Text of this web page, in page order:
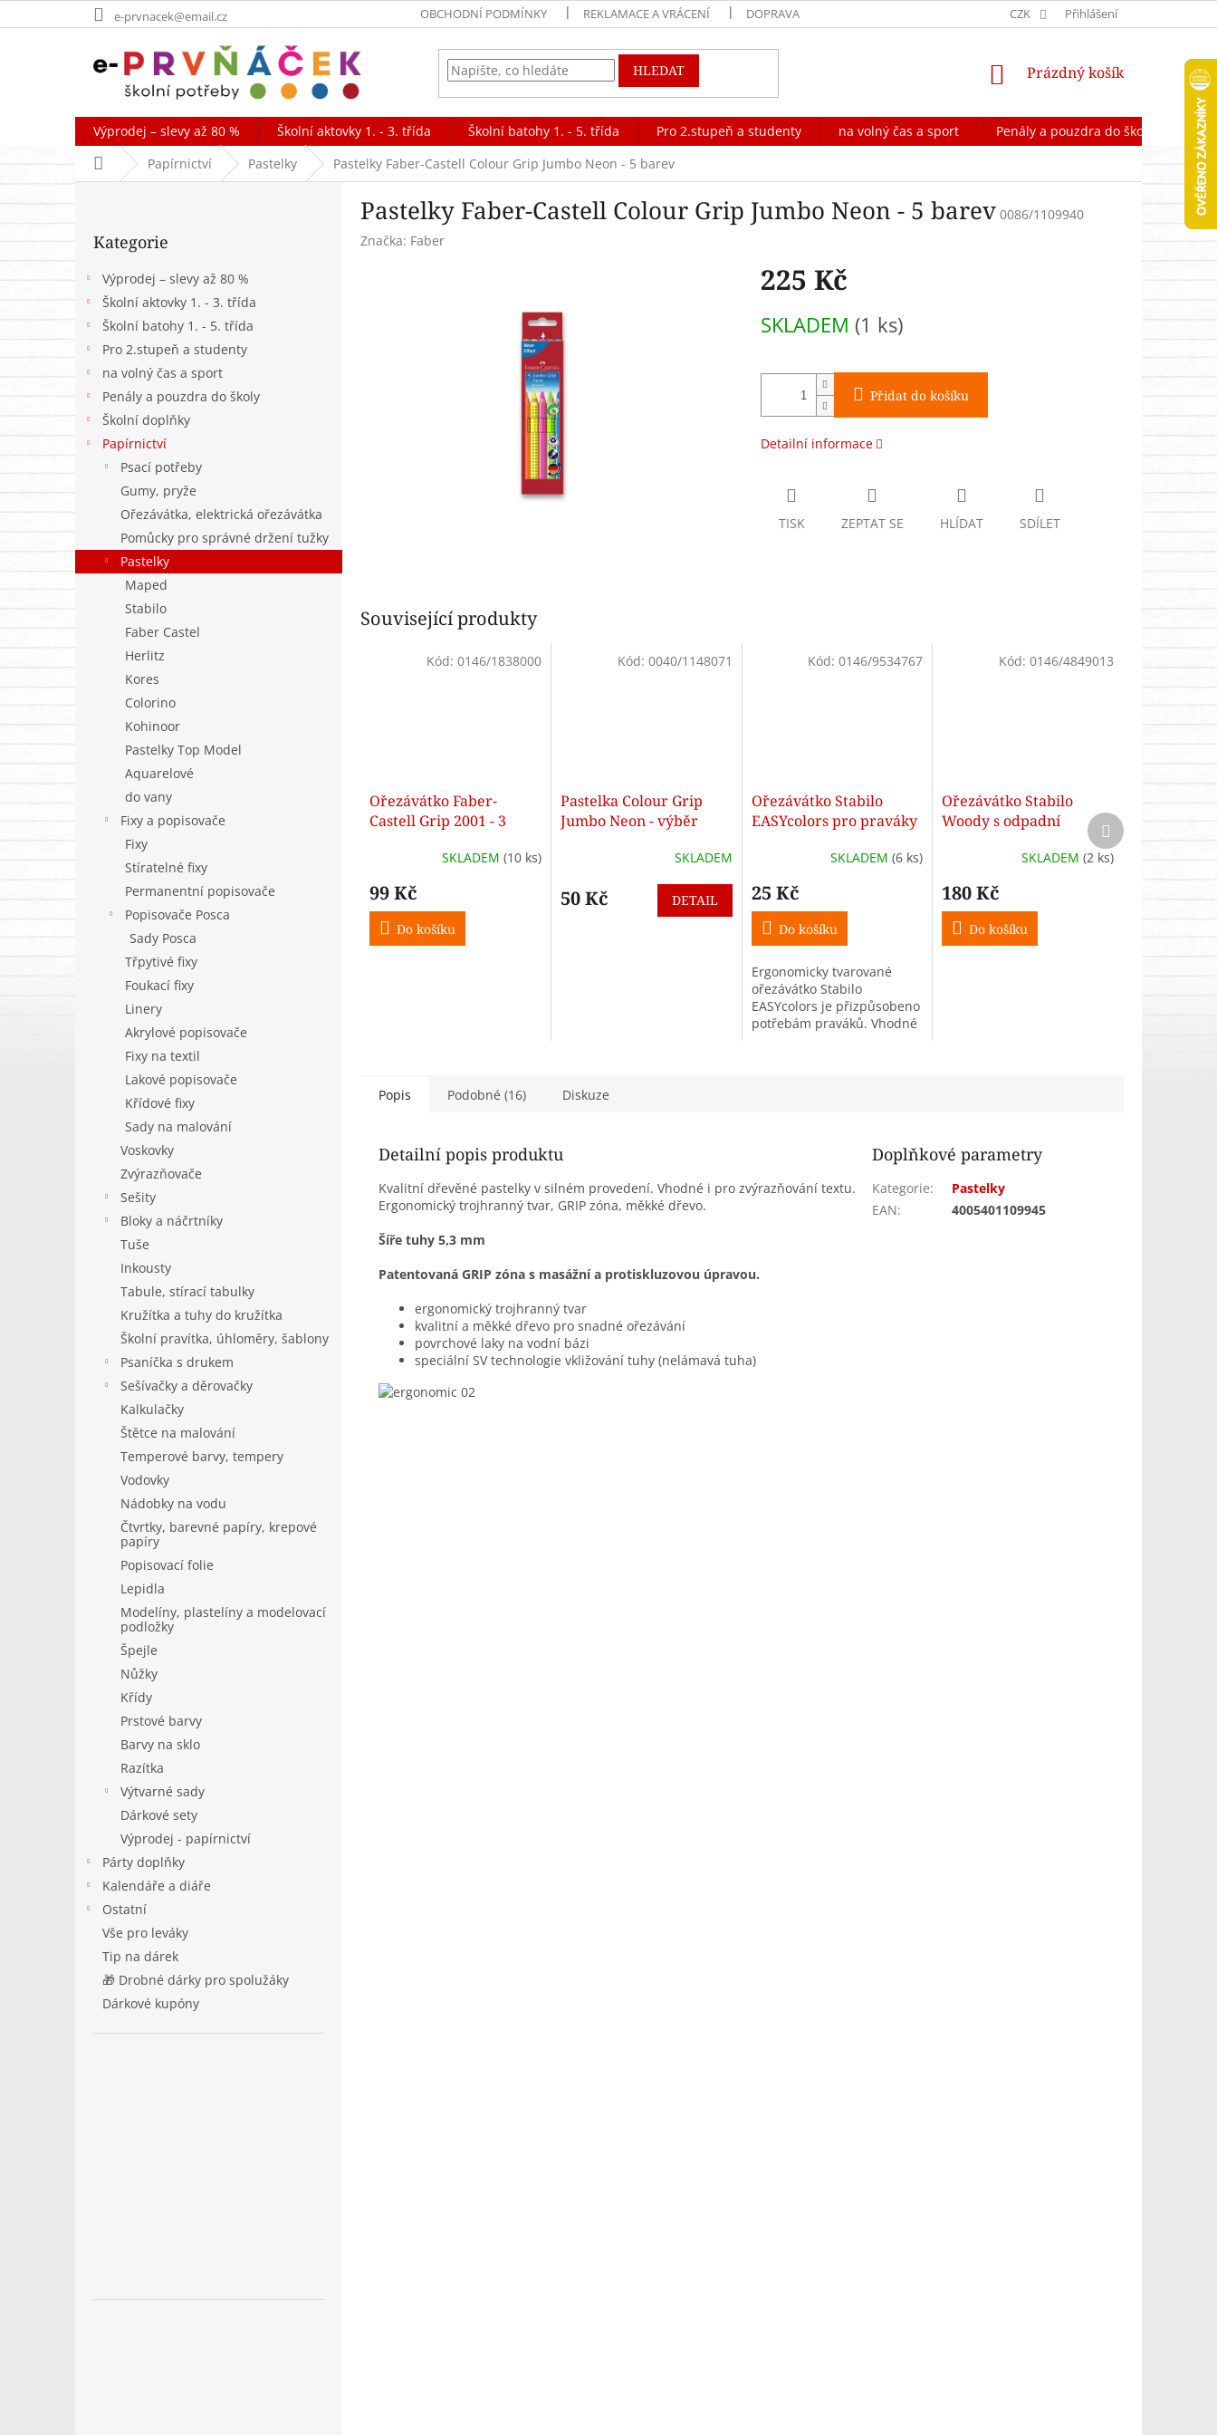
na
e-prvnacek@email.cz OBCHODNÍ PODMÍNKY REKLAMACE A VRÁCENÍ DOPRAVA FORMULÁŘ NA ODSTOUPENÍ OD
CZK Přihlášení
HLEDAT
NÁKUPNÍ
Prázdný košík
Výprodej – slevy až 80 % Školní aktovky 1. - 3. třída Školní batohy 1. - 5. třída Pro 2.stupeň a studenty na volný čas a sport Penály a pouzdra do školy
Domů Papírnictví Pastelky Pastelky Faber-Castell Colour Grip Jumbo Neon - 5 barev
P
n
kategorie
Kategorie
Výprodej – slevy až 80 %
Školní aktovky 1. - 3. třída
Školní batohy 1. - 5. třída
Pro 2.stupeň a studenty
na volný čas a sport
Penály a pouzdra do školy
Školní doplňky
Papírnictví
Psací potřeby
Gumy, pryže
Ořezávátka, elektrická ořezávátka
Pomůcky pro správné držení tužky
Pastelky
Maped
Stabilo
Faber Castel
Herlitz
Kores
Colorino
Kohinoor
Pastelky Top Model
Aquarelové
do vany
Fixy a popisovače
Fixy
Stíratelné fixy
Permanentní popisovače
Popisovače Posca
Sady Posca
Třpytivé fixy
Foukací fixy
Linery
Akrylové popisovače
Fixy na textil
Lakové popisovače
Křídové fixy
Sady na malování
Voskovky
Zvýrazňovače
Sešity
Bloky a náčrtníky
Tuše
Inkousty
Tabule, stírací tabulky
Kružítka a tuhy do kružítka
Školní pravítka, úhloměry, šablony
Psaníčka s drukem
Sešívačky a děrovačky
Kalkulačky
Štětce na malování
Temperové barvy, tempery
Vodovky
Nádobky na vodu
Čtvrtky, barevné papíry, krepové
papíry
Popisovací folie
Lepidla
Modelíny, plastelíny a modelovací
podložky
Špejle
Nůžky
Křídy
Prstové barvy
Barvy na sklo
Razítka
Výtvarné sady
Dárkové sety
Výprodej - papírnictví
Párty doplňky
Kalendáře a diáře
Ostatní
Vše pro leváky
Tip na dárek
🎁 Drobné dárky pro spolužáky
Dárkové kupóny
Pastelky Faber-Castell Colour Grip Jumbo Neon - 5 barev 0086/1109940
Značka: Faber
225 Kč
cena:
SKLADEM (1 ks)
Přidat do košíku
Detailní informace
TISK ZEPTAT SE HLÍDAT SDÍLET
Související produkty
Ořezávátko Faber-
Castell Grip 2001 - 3
SKLADEM (10 ks)
99 Kč
Do košíku
Kód: 0146/1838000
Pastelka Colour Grip
Jumbo Neon - výběr
SKLADEM
50 Kč DETAIL
Kód: 0040/1148071
Ořezávátko Stabilo
EASYcolors pro praváky
SKLADEM(6 ks)
25 Kč
Do košíku
Ergonomicky tvarované
ořezávátko Stabilo
EASYcolors je přizpůsobeno
potřebám praváků. Vhodné
Kód:0146/9534767
Ořezávátko Stabilo
Woody s odpadní
SKLADEM (2 ks)
180 Kč
Do košíku
Kód: 0146/4849013
Další
produkt
Popis Podobné (16) Diskuze
Detailní popis produktu
Kvalitní dřevěné pastelky v silném provedení. Vhodné i pro zvýrazňování textu.
Ergonomický trojhranný tvar, GRIP zóna, měkké dřevo.
Šíře tuhy 5,3 mm
Patentovaná GRIP zóna s masážní a protiskluzovou úpravou.
ergonomický trojhranný tvar
kvalitní a měkké dřevo pro snadné ořezávání
povrchové laky na vodní bázi
speciální SV technologie vkližování tuhy (nelámavá tuha)
Doplňkové parametry
Kategorie:
Pastelky
EAN: 4005401109945